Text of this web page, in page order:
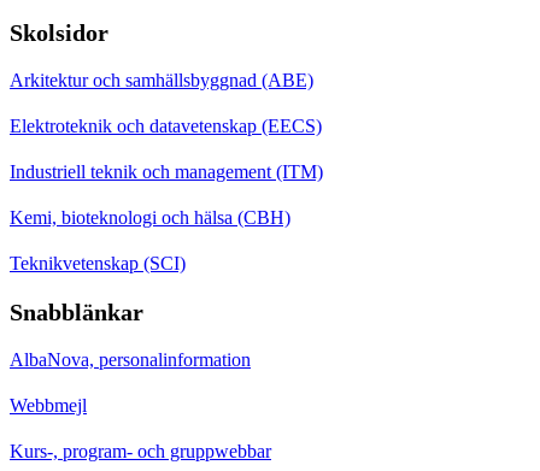
Skolsidor
Arkitektur och samhällsbyggnad (ABE)
Elektroteknik och datavetenskap (EECS)
Industriell teknik och management (ITM)
Kemi, bioteknologi och hälsa (CBH)
Teknikvetenskap (SCI)
Snabblänkar
AlbaNova, personalinformation
Webbmejl
Kurs-, program- och gruppwebbar